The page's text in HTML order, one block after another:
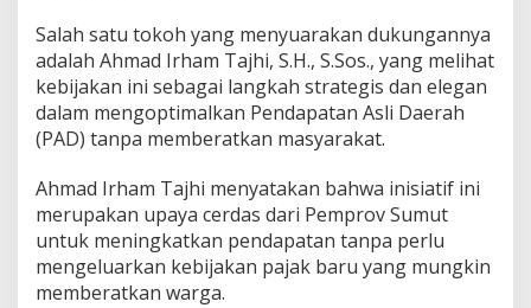
a
n
P
A
D
u
t
u
k
I
n
f
Salah satu tokoh yang menyuarakan dukungannya
adalah Ahmad Irham Tajhi, S.H., S.Sos., yang melihat
kebijakan ini sebagai langkah strategis dan elegan
dalam mengoptimalkan Pendapatan Asli Daerah
(PAD) tanpa memberatkan masyarakat.
​​Ahmad Irham Tajhi menyatakan bahwa inisiatif ini
merupakan upaya cerdas dari Pemprov Sumut
untuk meningkatkan pendapatan tanpa perlu
mengeluarkan kebijakan pajak baru yang mungkin
memberatkan warga.